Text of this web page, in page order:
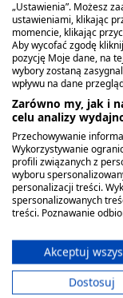
stosowane
zabiegach
pieluch,
jako
stosowania
szczególnie w
Kiedy
Wskazaniem
Super jest
zawilgoceniem
Super stosuje
„Ustawienia”. Możesz
ustawieniami, klikając
momencie, klikając
Aby wycofać zgodę
pozycję Moje dane, na
wybory zostaną
wpływu na dane
Zarówno my, jak i
celu analizy
Przechowywanie
Wykorzystywanie
profili związanych z
wyboru
personalizacji treści.
spersonalizowanych
treści. Poznawanie
ograniczonych danych
Dane mogą być
Twoja zgoda i polityka
Wyświetl listę
Akceptuj
Dostosuj